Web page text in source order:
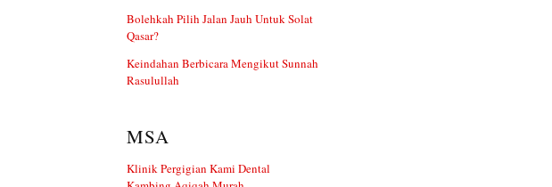
Bolehkah Pilih Jalan Jauh Untuk Solat
Qasar?
Keindahan Berbicara Mengikut Sunnah
Rasulullah
MSA
Klinik Pergigian Kami Dental